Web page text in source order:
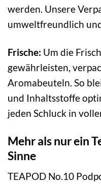
werden. Unsere
umweltfreundlich
Frische: Um die
gewährleisten,
Aromabeuteln. So
und Inhaltsstoffe
jeden Schluck in
Mehr als nur ein
Sinne
TEAPOD No.10